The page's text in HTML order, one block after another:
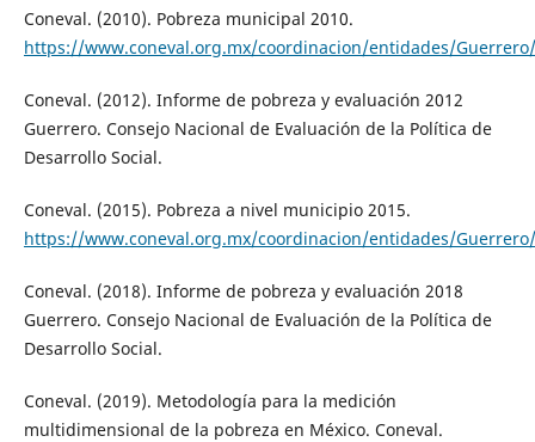
Coneval. (2010). Pobreza municipal 2010.
https://www.coneval.org.mx/coordinacion/entidades/
Coneval. (2012). Informe de pobreza y evaluación 2012
Guerrero. Consejo Nacional de Evaluación de la Política de
Desarrollo Social.
Coneval. (2015). Pobreza a nivel municipio 2015.
https://www.coneval.org.mx/coordinacion/entidades/
Coneval. (2018). Informe de pobreza y evaluación 2018
Guerrero. Consejo Nacional de Evaluación de la Política de
Desarrollo Social.
Coneval. (2019). Metodología para la medición
multidimensional de la pobreza en México. Coneval.